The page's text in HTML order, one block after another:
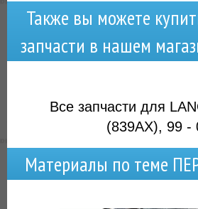
Также вы можете
запчасти в нашем
Все запчасти для
(839AX), 99 -
Материалы по теме